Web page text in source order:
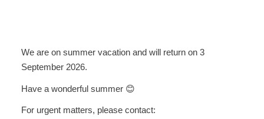
We are on summer vacation and will return on 3
September 2026.
Have a wonderful summer 😊
For urgent matters, please contact: